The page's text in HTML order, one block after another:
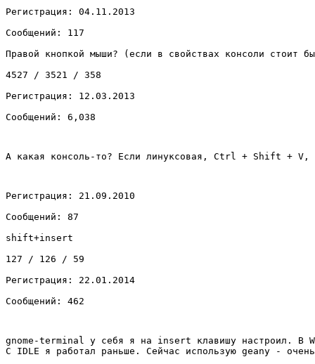
Регистрация: 04.11.2013
Сообщений: 117
Правой кнопкой мыши? (если в свойствах консоли стоит
4527 / 3521 / 358
Регистрация: 12.03.2013
Сообщений: 6,038
А какая консоль-то? Если линуксовая, Ctrl + Shift + V, а
Регистрация: 21.09.2010
Сообщений: 87
shift+insert
127 / 126 / 59
Регистрация: 22.01.2014
Сообщений: 462
gnome-terminal у себя я на insert клавишу настроил. В
С IDLE я работал раньше. Сейчас использую geany -